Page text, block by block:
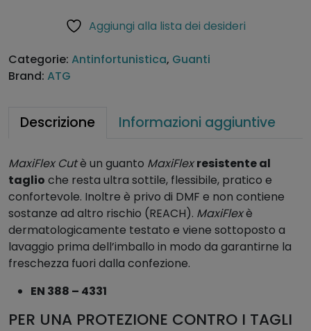
A
T
i
F
l
e
x
C
u
u
Aggiungi alla lista dei desideri
Categorie: Antinfortunistica, Guanti
Brand: ATG
Descrizione Informazioni aggiuntive
MaxiFlex Cutè un guanto MaxiFlex resistente al
taglio che resta ultra sottile, flessibile, pratico e
confortevole. Inoltre è privo di DMF e non contiene
sostanze ad altro rischio (REACH). MaxiFlexè
dermatologicamente testato e viene sottoposto a
lavaggio prima dell’imballo in modo da garantirne la
freschezza fuori dalla confezione.
EN 388 – 4331
PER UNA PROTEZIONE CONTRO I TAGLI